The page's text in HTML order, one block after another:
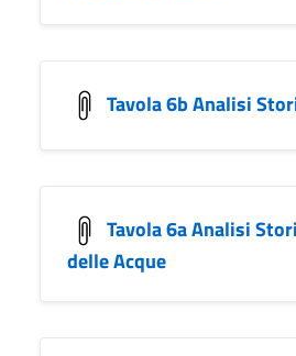
Tavola 6b Analisi
Tavola 6a Analisi
delle Acque